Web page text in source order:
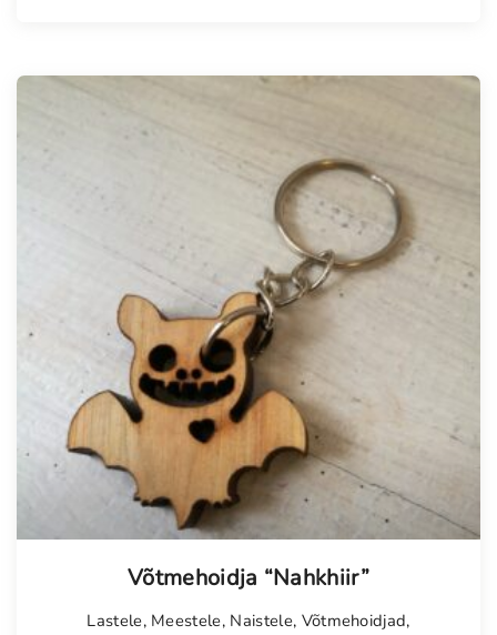
Võtmehoidja “Nahkhiir”
Lastele, Meestele, Naistele, Võtmehoidjad,